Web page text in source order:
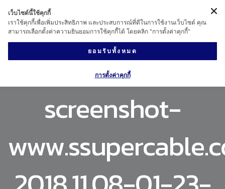
screenshot-
เว็บไซต์นี้ใช้คุกกี้
เราใช้คุกกี้เพื่อเพิ่มประสิทธิภาพ และประสบการณ์ที่ดีในการใช้งานเว็บไซต์ คุณ
สามารถเลือกตั้งค่าความยินยอมการใช้คุกกี้ได้ โดยคลิก "การตั้งค่าคุกกี้"
ยอมรับทั้งหมด
การตั้งค่าคุกกี้